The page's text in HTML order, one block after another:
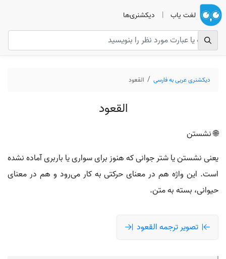
لغت یاب | دیکشنری‌ها
دیکشنری عربی به فارسی القعود
القعود
🌐 نشستن
یعنی نشستن یا شتر جوانی که هنوز برای سواری یا باربری آماده نشده
است. این واژه هم در معنای حرکتی به کار می‌رود و هم در معنای
حیوانی، بسته به متن.
تصویر ترجمه القعود